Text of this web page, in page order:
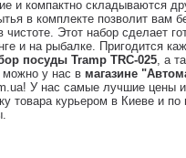
и компактно складываются
в комплекте позволит вам
Этот набор сделает
и на рыбалке. Пригодится
посуды Tramp TRC-025, а
можно у нас в магазине
У нас самые лучшие цены
товара курьером в Киеве и по